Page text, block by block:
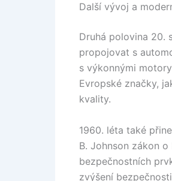
Další vývoj a
Druhá polovina 20.
propojovat s
s výkonnými
Evropské značky,
kvality.
1960. léta také
B. Johnson zákon
bezpečnostních
zvýšení